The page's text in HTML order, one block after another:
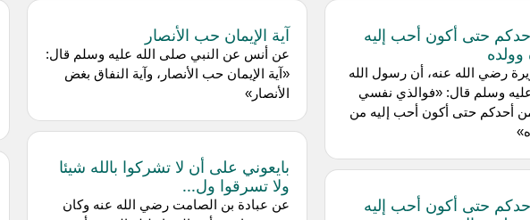
حتى أكون أحب إليه
رضي الله عنه، أن رسول الله
وسلم قال: «فوالذي نفسي
أحدكم حتى أكون أحب إليه من
حتى أكون أحب إليه
آية الإيمان حب الأنصار
عن أنس عن النبي صلى الله عليه وسلم قال:
«آية الإيمان حب الأنصار، وآية النفاق بغض
الأنصار»
بايعوني على أن لا تشركوا بالله شيئا
ولا تسرقوا ول...
عن عبادة بن الصامت رضي الله عنه وكان